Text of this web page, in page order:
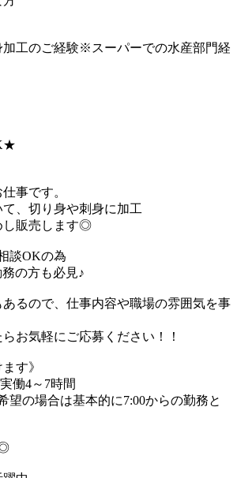
加工のご経験※スーパーでの水産部門経
事です。
、切り身や刺身に加工
し販売します◎
談OKの為
の方も必見♪
るので、仕事内容や職場の雰囲気を事
お気軽にご応募ください！！
す》
働4～7時間
望の場合は基本的に7:00からの勤務と